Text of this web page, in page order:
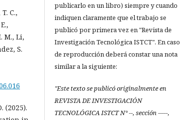
C.,
M., Li,
S.
(2025).
publicarlo en un libro) siempre y cuando
indiquen claramente que el trabajo se
publicó por primera vez en "Revista de
Investigación Tecnológica ISTCT". En caso
de reproducción deberá constar una nota
similar a la siguiente:
"Este texto se publicó originalmente en
REVISTA DE INVESTIGACIÓN
TECNOLÓGICA ISTCT N° --, sección -----,